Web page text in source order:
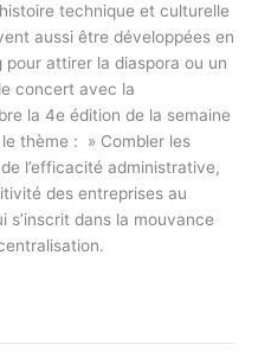
technique et culturelle
aussi être développées en
attirer la diaspora ou un
concert avec la
la 4e édition de la semaine
thème : » Combler les
l’efficacité administrative,
des entreprises au
s’inscrit dans la mouvance